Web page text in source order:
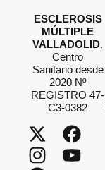
ESCLEROSIS
MÚLTIPLE
VALLADOLID.
Centro
Sanitario desde
2020 Nº
REGISTRO 47-
C3-0382